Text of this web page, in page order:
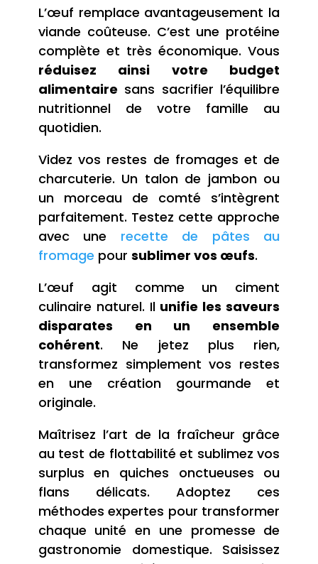
L’œuf remplace avantageusement la
viande coûteuse. C’est une protéine
complète et très économique. Vous
réduisez ainsi votre budget
alimentaire sans sacrifier l’équilibre
nutritionnel de votre famille au
quotidien.
Videz vos restes de fromages et de
charcuterie. Un talon de jambon ou
un morceau de comté s’intègrent
parfaitement. Testez cette approche
avec une recette de pâtes au
fromage pour sublimer vos œufs.
L’œuf agit comme un ciment
culinaire naturel. Il unifie les saveurs
disparates en un ensemble
cohérent. Ne jetez plus rien,
transformez simplement vos restes
en une création gourmande et
originale.
Maîtrisez l’art de la fraîcheur grâce
au test de flottabilité et sublimez vos
surplus en quiches onctueuses ou
flans délicats. Adoptez ces
méthodes expertes pour transformer
chaque unité en une promesse de
gastronomie domestique. Saisissez